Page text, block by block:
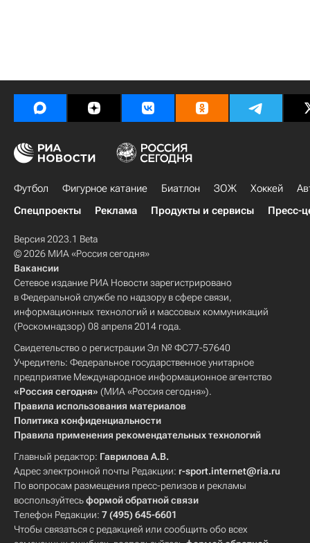
Футбол Фигурное катание Биатлон ЗОЖ Хоккей
Спецпроекты
Реклама Продукты и сервисы Пресс-
Версия 2023.1 Beta
© 2026 МИА «Россия сегодня»
Вакансии
Сетевое издание РИА Новости зарегистрировано
в Федеральной службе по надзору в сфере связи,
информационных технологий и массовых коммуникаций
(Роскомнадзор) 08 апреля 2014 года.
Свидетельство о регистрации Эл № ФС77-57640
Учредитель: Федеральное государственное унитарное
предприятие Международное информационное агентство
«Россия сегодня» (МИА «Россия сегодня»).
Правила использования материалов
Политика конфиденциальности
Правила применения рекомендательных технологий
Главный редактор: Гаврилова А.В.
Адрес электронной почты Редакции: r-sport.internet@ria.ru
По вопросам размещения пресс-релизов и рекламы
воспользуйтесьформой обратной связи
Телефон Редакции: 7 (495) 645-6601
Чтобы связаться с редакцией или сообщить обо всех